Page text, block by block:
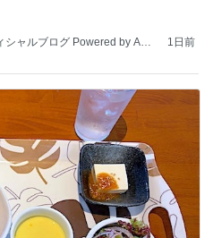
ャルブログ Powered by Ame
1日前